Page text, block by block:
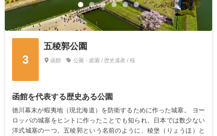
3
五稜郭公園
函館 公園・庭園 / 歴史遺産 / 桜
函館を代表する歴史ある公園
徳川幕末が蝦夷地（現北海道）を防衛するために作った城塞。 ヨー
ロッパの城塞をヒントに作ったことでも知られ、日本では数少ない
洋式城塞の一つ。五稜郭という名前のように、稜堡（りょうほ）と